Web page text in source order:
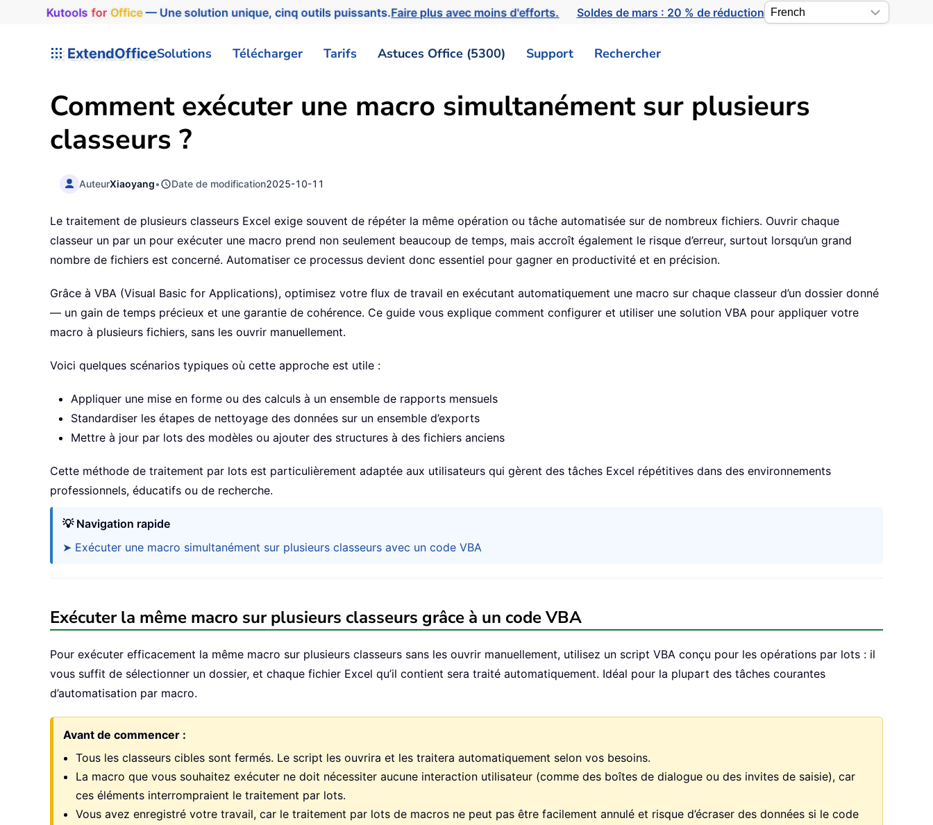
Kutools for Office— Une solution unique, cinq outils puissants.Faire plus avec moins d'efforts. Soldes de mars : 20 % de réduction
ExtendOfficeSolutions Télécharger Tarifs Astuces Office (5300) Support Rechercher
Comment exécuter une macro simultanément sur plusieurs
classeurs ?
AuteurXiaoyang• Date de modification2025-10-11
Le traitement de plusieurs classeurs Excel exige souvent de répéter la même opération ou tâche automatisée sur de nombreux fichiers. Ouvrir chaque
classeur un par un pour exécuter une macro prend non seulement beaucoup de temps, mais accroît également le risque d’erreur, surtout lorsqu’un grand
nombre de fichiers est concerné. Automatiser ce processus devient donc essentiel pour gagner en productivité et en précision.
Grâce à VBA (Visual Basic for Applications), optimisez votre flux de travail en exécutant automatiquement une macro sur chaque classeur d’un dossier donné
— un gain de temps précieux et une garantie de cohérence. Ce guide vous explique comment configurer et utiliser une solution VBA pour appliquer votre
macro à plusieurs fichiers, sans les ouvrir manuellement.
Voici quelques scénarios typiques où cette approche est utile :
Appliquer une mise en forme ou des calculs à un ensemble de rapports mensuels
Standardiser les étapes de nettoyage des données sur un ensemble d’exports
Mettre à jour par lots des modèles ou ajouter des structures à des fichiers anciens
Cette méthode de traitement par lots est particulièrement adaptée aux utilisateurs qui gèrent des tâches Excel répétitives dans des environnements
professionnels, éducatifs ou de recherche.
💡 Navigation rapide
➤ Exécuter une macro simultanément sur plusieurs classeurs avec un code VBA
Exécuter la même macro sur plusieurs classeurs grâce à un code VBA
Pour exécuter efficacement la même macro sur plusieurs classeurs sans les ouvrir manuellement, utilisez un script VBA conçu pour les opérations par lots : il
vous suffit de sélectionner un dossier, et chaque fichier Excel qu’il contient sera traité automatiquement. Idéal pour la plupart des tâches courantes
d’automatisation par macro.
Avant de commencer :
Tous les classeurs cibles sont fermés. Le script les ouvrira et les traitera automatiquement selon vos besoins.
La macro que vous souhaitez exécuter ne doit nécessiter aucune interaction utilisateur (comme des boîtes de dialogue ou des invites de saisie), car
ces éléments interrompraient le traitement par lots.
Vous avez enregistré votre travail, car le traitement par lots de macros ne peut pas être facilement annulé et risque d’écraser des données si le code